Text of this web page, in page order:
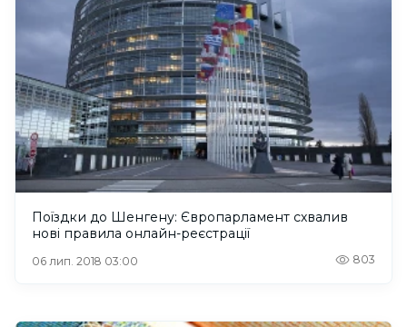
Поїздки до Шенгену: Європарламент схвалив
нові правила онлайн-реєстрації
06 лип. 2018 03:00 803